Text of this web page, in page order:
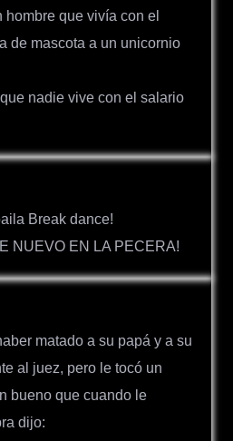
que vivía con el
de mascota a un unicornio
nadie vive con el salario
Break dance!
NUEVO EN LA PECERA!
matado a su papá y a su
al juez, pero le tocó un
bueno que cuando le
dijo: